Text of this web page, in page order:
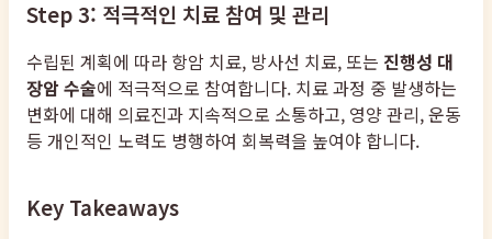
Step 3: 적극적인 치료 참여 및 관리
수립된 계획에 따라 항암 치료, 방사선 치료, 또는 진행성 대
장암 수술에 적극적으로 참여합니다. 치료 과정 중 발생하는
변화에 대해 의료진과 지속적으로 소통하고, 영양 관리, 운동
등 개인적인 노력도 병행하여 회복력을 높여야 합니다.
Key Takeaways